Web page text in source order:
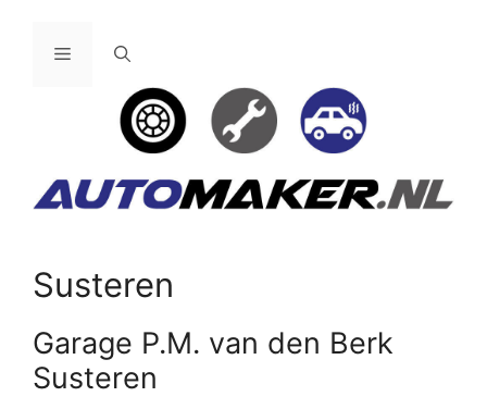
Menu
Susteren
Garage P.M. van den Berk
Susteren